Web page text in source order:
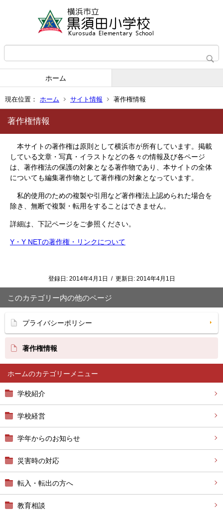
ホーム
現在位置： ホーム サイト情報 著作権情報
ホーム
学校紹介
学校経営
学年からのお知らせ
災害時の対応
転入・転出の方へ
教育相談
著作権情報
本サイトの著作権は原則として横浜市が所有しています。掲載
している文章・写真・イラストなどの各々の情報及び各ページ
は、著作権法の保護の対象となる著作物であり、本サイトの全体
についても編集著作物として著作権の対象となっています。
私的使用のための複製や引用など著作権法上認められた場合を
除き、無断で複製・転用をすることはできません。
詳細は、下記ページをご参照ください。
Y・Y NETの著作権・リンクについて
登録日: 2014年4月1日 / 更新日: 2014年4月1日
このカテゴリー内の他のページ
プライバシーポリシー
著作権情報